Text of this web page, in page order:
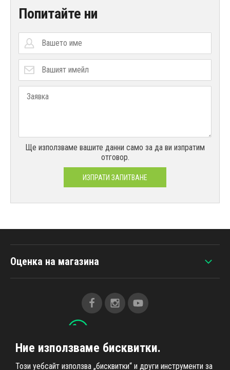
Попитайте ни
Ще използваме вашите данни само за да ви изпратим
отговор.
ИЗПРАТИ ЗАПИТВАНЕ
Всичко за пазаруването
Оценка на магазина
Ние използваме бисквитки.
Този уебсайт използва „бисквитки“ и други инструменти за